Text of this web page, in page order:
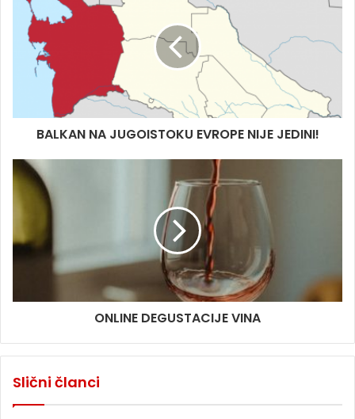
e
BALKAN NA JUGOISTOKU EVROPE NIJE JEDINI!
ONLINE DEGUSTACIJE VINA
Slični članci